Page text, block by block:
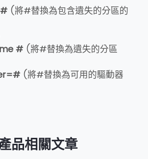
(將#替換為包含遺失的分區的
# (將#替換為遺失的分區
(將#替換為可用的驅動器
品相關文章